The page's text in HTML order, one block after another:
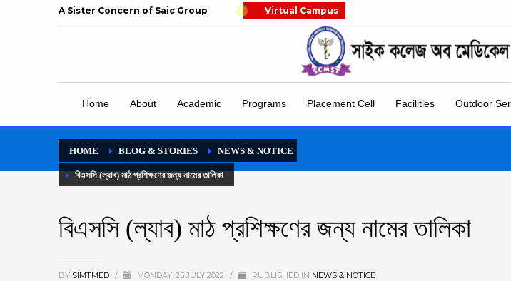
A Sister Concern of Saic Group Virtual Campus
Home About Academic Programs Placement Cell Facilities Outdoor
HOME BLOG & STORIES NEWS & NOTICE
বিএসসি (ল্যাব) মাঠ প্রশিক্ষণের জন্য নামের তালিকা
বিএসসি (ল্যাব) মাঠ প্রশিক্ষণের জন্য নামের তালিকা
BY SIMTMED / MONDAY, 25 JULY 2022 / PUBLISHED IN NEWS & NOTICE